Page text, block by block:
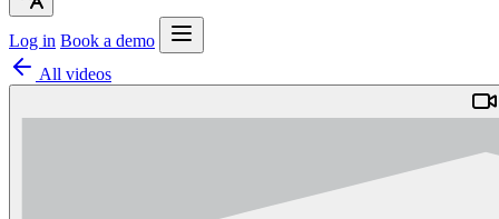
Log in Book a demo
All videos